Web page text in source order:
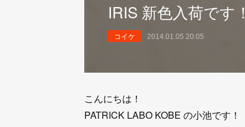
IRIS 新色入荷です！
コイケ 2014.01.05 20:05
こんにちは！
PATRICK LABO KOBE の小池です！